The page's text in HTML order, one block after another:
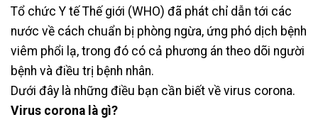
Tổ chức Y tế Thế giới (WHO) đã phát chỉ dẫn tới các
nước về cách chuẩn bị phòng ngừa, ứng phó dịch bệnh
viêm phổi lạ, trong đó có cả phương án theo dõi người
bệnh và điều trị bệnh nhân.
Dưới đây là những điều bạn cần biết về virus corona.
Virus corona là gì?